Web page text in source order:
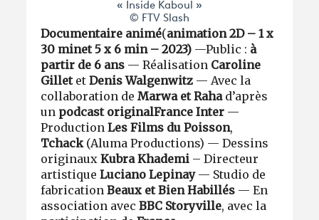
« Inside Kaboul »
© FTV Slash
Documentaire animé(animation 2D – 1 x
30 minet 5 x 6 min – 2023) —Public : à
partir de 6 ans — Réalisation Caroline
Gillet et Denis Walgenwitz — Avec la
collaboration deMarwa et Rahad’après
un podcast originalFrance Inter —
ProductionLes Films du Poisson,
Tchack(Aluma Productions) — Dessins
originauxKubra Khademi – Directeur
artistiqueLuciano Lepinay— Studio de
fabricationBeaux et Bien Habillés — En
association avecBBC Storyville, avec la